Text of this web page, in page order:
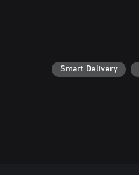
Smart Delivery